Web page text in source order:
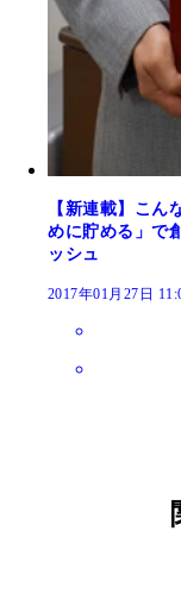
【新連載】こん
めに貯める」で
ッシュ
2017年01月27日